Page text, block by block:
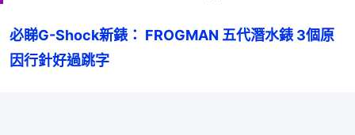
必睇G-Shock新錶： FROGMAN 五代潛水錶 3個原
因行針好過跳字